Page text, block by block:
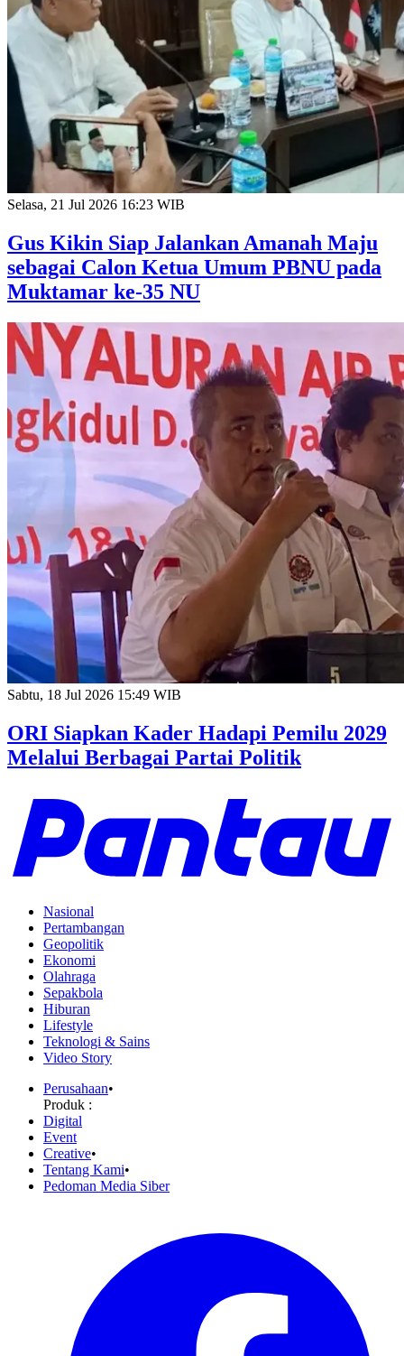
Selasa, 21 Jul 2026 16:23 WIB
Gus Kikin Siap Jalankan Amanah Maju
sebagai Calon Ketua Umum PBNU pada
Muktamar ke-35 NU
Sabtu, 18 Jul 2026 15:49 WIB
ORI Siapkan Kader Hadapi Pemilu 2029
Melalui Berbagai Partai Politik
Nasional
Pertambangan
Geopolitik
Ekonomi
Olahraga
Sepakbola
Hiburan
Lifestyle
Teknologi & Sains
Video Story
Perusahaan•
Produk :
Digital
Event
Creative•
Tentang Kami•
Pedoman Media Siber